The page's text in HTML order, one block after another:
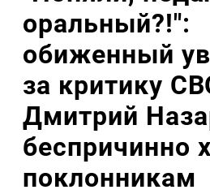
оральный?!":
обиженный
за критику
Дмитрий
беспричинно
поклонникам